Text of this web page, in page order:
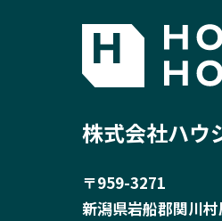
株式会社ハウ
〒959-3271
新潟県岩船郡関川